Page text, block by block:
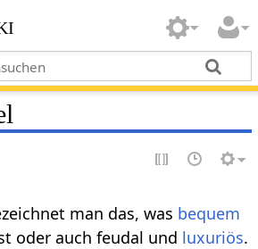
man das, was bequem
oder auch feudal und luxuriös.